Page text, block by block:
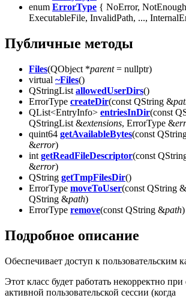
enum ErrorType { NoError,
ExecutableFile, InvalidPath, ...,
Публичные методы
Files(QObject *parent= nullptr)
virtual ~Files()
QStringList allowedUserDirs()
ErrorType createDir(const QString &
QList<EntryInfo> entriesInDir(const
QStringList &extensions, ErrorType &
quint64 getAvailableBytes(const
&error)
int getReadFileDescriptor(const
&error)
QString getTmpFilesDir()
ErrorType moveToUser(const QString &
QString &path)
ErrorType remove(const QString &path)
Подробное описание
Обеспечивает доступ к пользовательским
Этот класс будет работать некорректно при
активной пользовательской сессии (когда